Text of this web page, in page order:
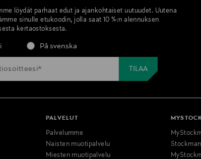
löydät parhaat edut ja ajankohtaiset uutuudet. Uutena
sinulle etukoodin, jolla saat 10 %:n alennuksen
kertaostoksesta.
På svenska
PALVELUT
Palvelumme
Naisten muotipalvelu
Miesten muotipalvelu